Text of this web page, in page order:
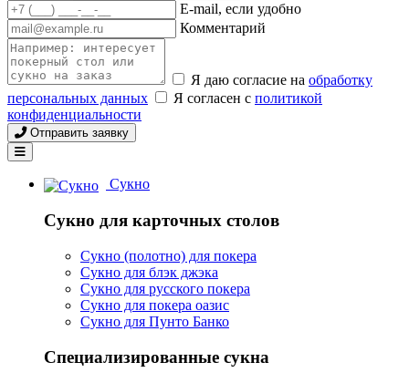
E-mail, если удобно
Комментарий
Я даю согласие на обработку
персональных данных
Я согласен с политикой
конфиденциальности
Отправить заявку
Сукно
Сукно для карточных столов
Сукно (полотно) для покера
Сукно для блэк джэка
Сукно для русского покера
Сукно для покера оазис
Сукно для Пунто Банко
Специализированные сукна